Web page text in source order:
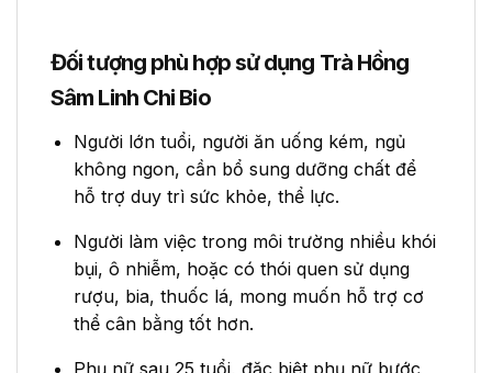
Đối tượng phù hợp sử dụng Trà Hồng
Sâm Linh Chi Bio
Người lớn tuổi, người ăn uống kém, ngủ
không ngon, cần bổ sung dưỡng chất để
hỗ trợ duy trì sức khỏe, thể lực.
Người làm việc trong môi trường nhiều khói
bụi, ô nhiễm, hoặc có thói quen sử dụng
rượu, bia, thuốc lá, mong muốn hỗ trợ cơ
thể cân bằng tốt hơn.
Phụ nữ sau 25 tuổi, đặc biệt phụ nữ bước